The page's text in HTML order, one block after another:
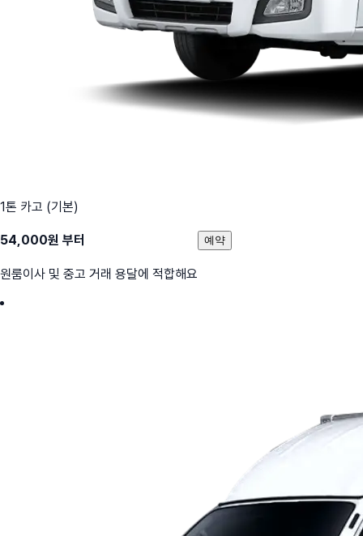
1톤 카고 (기본)
54,000원 부터
원룸이사 및 중고 거래 용달에 적합해요
예약